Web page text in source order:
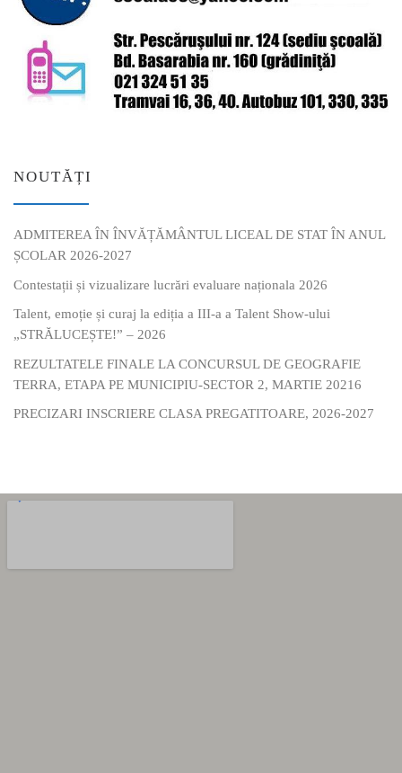
NOUTĂȚI
ADMITEREA ÎN ÎNVĂȚĂMÂNTUL LICEAL DE STAT ÎN ANUL
ȘCOLAR 2026-2027
Contestații și vizualizare lucrări evaluare naționala 2026
Talent, emoție și curaj la ediția a III-a a Talent Show-ului
„STRĂLUCEȘTE!” – 2026
REZULTATELE FINALE LA CONCURSUL DE GEOGRAFIE
TERRA, ETAPA PE MUNICIPIU-SECTOR 2, MARTIE 20216
PRECIZARI INSCRIERE CLASA PREGATITOARE, 2026-2027